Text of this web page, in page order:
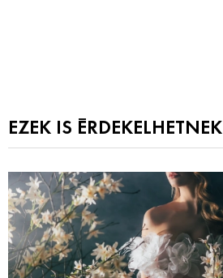
EZEK IS ÉRDEKELHETNEK